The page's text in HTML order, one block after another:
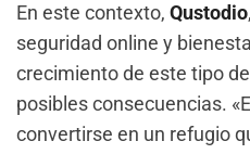
En este contexto, Qustodio
seguridad online y
crecimiento de este tipo
posibles consecuencias.
convertirse en un refugio